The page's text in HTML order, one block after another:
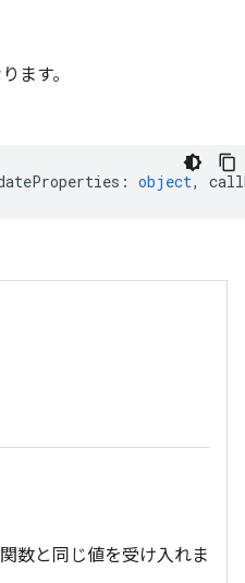
ます。
: object,
数と同じ値を受け入れま